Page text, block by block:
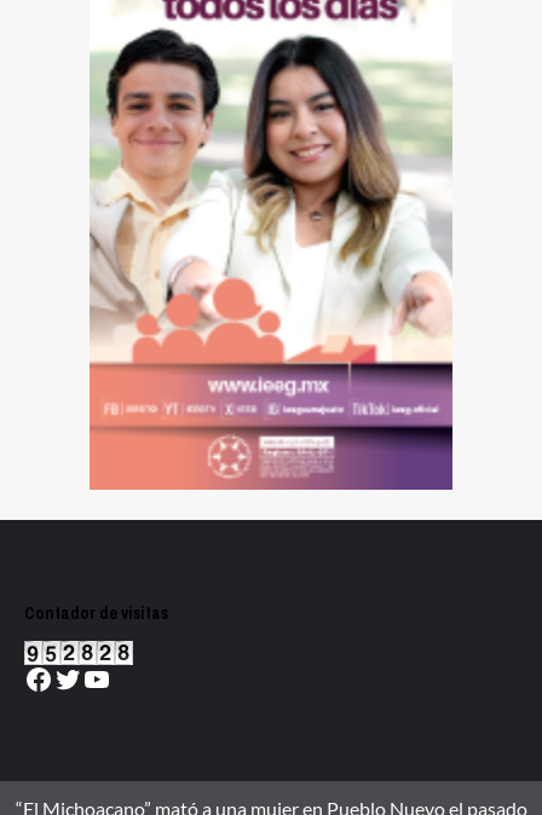
Contador de visitas
Facebook
Twitter
YouTube
“El Michoacano” mató a una mujer en Pueblo Nuevo el pasado